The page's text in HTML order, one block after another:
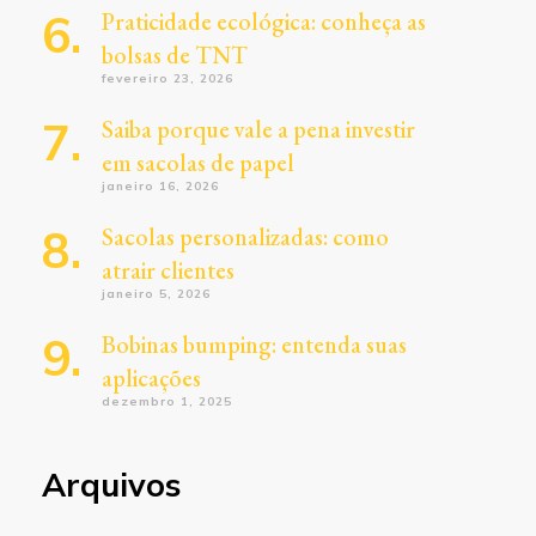
Praticidade ecológica: conheça as
bolsas de TNT
fevereiro 23, 2026
Saiba porque vale a pena investir
em sacolas de papel
janeiro 16, 2026
Sacolas personalizadas: como
atrair clientes
janeiro 5, 2026
Bobinas bumping: entenda suas
aplicações
dezembro 1, 2025
Arquivos